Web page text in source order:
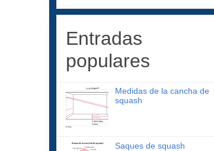
Entradas
populares
Medidas de la cancha de
squash
Saques de squash